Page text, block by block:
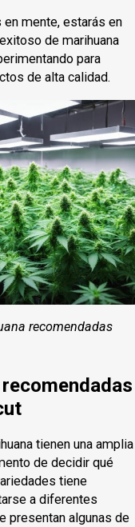
mente, estarás en
de marihuana
para
de alta calidad.
recomendadas
tienen una amplia
de decidir qué
tiene
a diferentes
presentan algunas de